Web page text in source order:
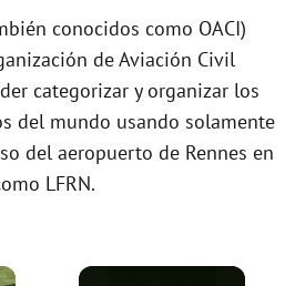
conocidos como OACI)
de Aviación Civil
categorizar y organizar los
del mundo usando solamente
del aeropuerto de Rennes en
LFRN.
×